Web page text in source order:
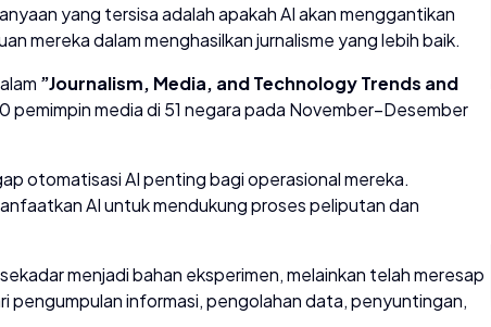
yang tersisa adalah apakah AI akan menggantikan
mereka dalam menghasilkan jurnalisme yang lebih baik.
”Journalism, Media, and Technology Trends and
pemimpin media di 51 negara pada November–Desember
otomatisasi AI penting bagi operasional mereka.
AI untuk mendukung proses peliputan dan
menjadi bahan eksperimen, melainkan telah meresap
pengumpulan informasi, pengolahan data, penyuntingan,